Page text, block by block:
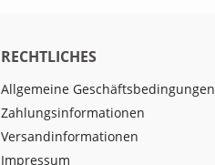
RECHTLICHES
Allgemeine Geschäftsbedingungen
Zahlungsinformationen
Versandinformationen
Impressum